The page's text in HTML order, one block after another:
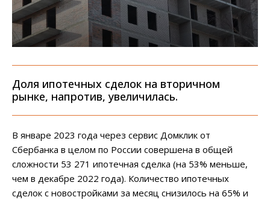
Доля ипотечных сделок на вторичном
рынке, напротив, увеличилась.
В январе 2023 года через сервис Домклик от
Сбербанка в целом по России совершена в общей
сложности 53 271 ипотечная сделка (на 53% меньше,
чем в декабре 2022 года). Количество ипотечных
сделок с новостройками за месяц снизилось на 65% и